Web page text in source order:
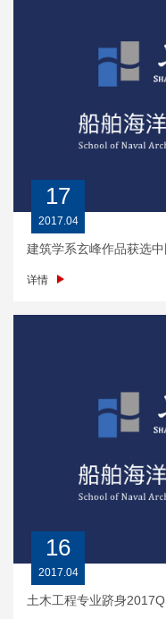
17
2017.04
建筑学系玄峰作品获选
详情
16
2017.04
土木工程专业跻身